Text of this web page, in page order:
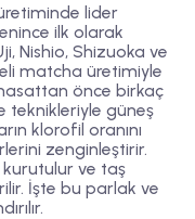
lider
ilk olarak
Nishio, Shizuoka ve
matcha üretimiyle
önce birkaç
güneş
klorofil oranını
zenginleştirir.
kurutulur ve taş
İşte bu parlak ve